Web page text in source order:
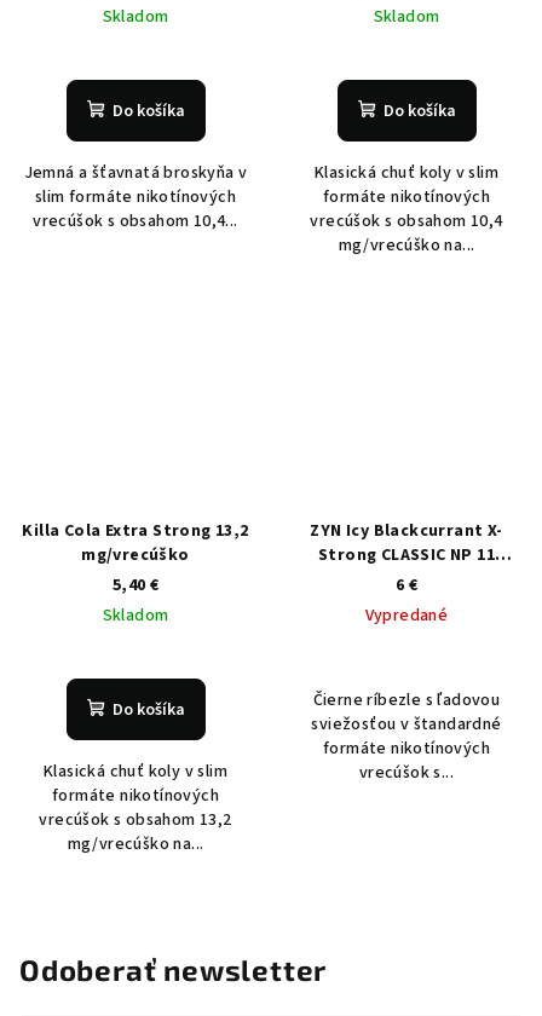
Skladom
Do košíka
Jemná a šťavnatá broskyňa v
slim formáte nikotínových
vrecúšok s obsahom 10,4...
Skladom
Do košíka
Klasická chuť koly v slim
formáte nikotínových
vrecúšok s obsahom 10,4
mg/vrecúško na...
Killa Cola Extra Strong 13,2
mg/vrecúško
5,40 €
Skladom
Do košíka
Klasická chuť koly v slim
formáte nikotínových
vrecúšok s obsahom 13,2
mg/vrecúško na...
ZYN Icy Blackcurrant X-
Strong CLASSIC NP 11
mg/vrecúško
6 €
Vypredané
Čierne ríbezle s ľadovou
sviežosťou v štandardné
formáte nikotínových
vrecúšok s...
Odoberať newsletter